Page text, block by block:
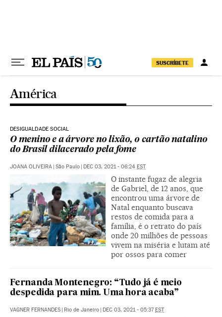
SUSCRÍBETE
América
DESIGUALDADE SOCIAL
O menino e a árvore no lixão, o cartão natalino
do Brasil dilacerado pela fome
JOANA OLIVEIRA | São Paulo | DEC 03, 2021 - 06:24 EST
O instante fugaz de alegria
de Gabriel, de 12 anos, que
encontrou uma árvore de
Natal enquanto buscava
restos de comida para a
família, é o retrato do país
onde 20 milhões de pessoas
vivem na miséria e lutam até
por ossos para comer
Fernanda Montenegro: “Tudo já é meio
despedida para mim. Uma hora acaba”
VAGNER FERNANDES | Rio de Janeiro | DEC 03, 2021 - 05:37EST